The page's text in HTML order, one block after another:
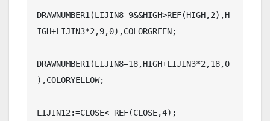
DRAWNUMBER1(LIJIN8=9&&HIGH>REF(HIGH,2),H
IGH+LIJIN3*2,9,0),COLORGREEN;
DRAWNUMBER1(LIJIN8=18,HIGH+LIJIN3*2,18,0
),COLORYELLOW;
LIJIN12:=CLOSE< REF(CLOSE,4);